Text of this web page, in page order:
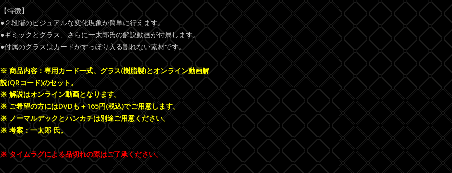
【特徴】
●２段階のビジュアルな変化現象が簡単に行えます。
●ギミックとグラス、さらに一太郎氏の解説動画が付属します。
●付属のグラスはカードがすっぽり入る割れない素材です。
※ 商品内容：専用カード一式、グラス(樹脂製)とオンライン動画解
説(QRコード)のセット。
※ 解説はオンライン動画となります。
※ ご希望の方にはDVDも＋165円(税込)でご用意します。
※ ノーマルデックとハンカチは別途ご用意ください。
※ 考案：一太郎 氏。
※ タイムラグによる品切れの際はご了承ください。